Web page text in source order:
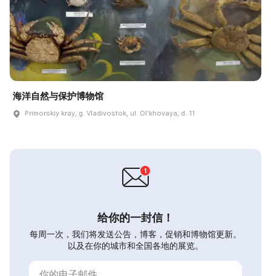
海洋自然与保护博物馆
Primorskiy kray, g. Vladivostok, ul. Olʹkhovaya, d. 11
给你的一封信！
每周一次，我们将发送公告，博客，促销和博物馆更新。
以及在你的城市和全国各地的展览。